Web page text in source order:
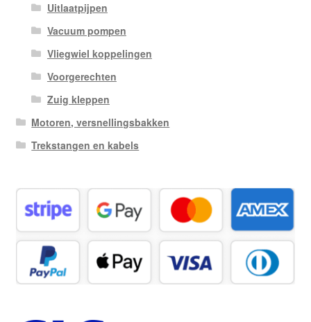
Uitlaatpijpen
Vacuum pompen
Vliegwiel koppelingen
Voorgerechten
Zuig kleppen
Motoren, versnellingsbakken
Trekstangen en kabels